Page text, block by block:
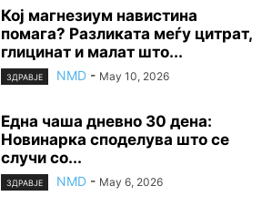
Кој магнезиум навистина
помага? Разликата меѓу цитрат,
глицинат и малат што...
ЗДРАВЈЕ NMD - May 10, 2026
Една чаша дневно 30 дена:
Новинарка споделува што се
случи со...
ЗДРАВЈЕ NMD - May 6, 2026